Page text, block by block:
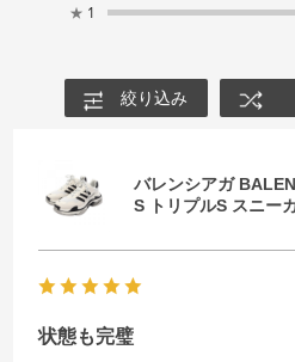
★ 1
絞り込み
バレンシアガ
S トリプルS スニー
状態も完璧